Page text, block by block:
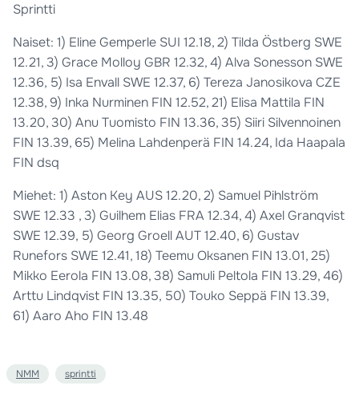
Sprintti
Naiset: 1) Eline Gemperle SUI 12.18, 2) Tilda Östberg SWE
12.21, 3) Grace Molloy GBR 12.32, 4) Alva Sonesson SWE
12.36, 5) Isa Envall SWE 12.37, 6) Tereza Janosikova CZE
12.38, 9) Inka Nurminen FIN 12.52, 21) Elisa Mattila FIN
13.20, 30) Anu Tuomisto FIN 13.36, 35) Siiri Silvennoinen
FIN 13.39, 65) Melina Lahdenperä FIN 14.24, Ida Haapala
FIN dsq
Miehet: 1) Aston Key AUS 12.20, 2) Samuel Pihlström
SWE 12.33 , 3) Guilhem Elias FRA 12.34, 4) Axel Granqvist
SWE 12.39, 5) Georg Groell AUT 12.40, 6) Gustav
Runefors SWE 12.41, 18) Teemu Oksanen FIN 13.01, 25)
Mikko Eerola FIN 13.08, 38) Samuli Peltola FIN 13.29, 46)
Arttu Lindqvist FIN 13.35, 50) Touko Seppä FIN 13.39,
61) Aaro Aho FIN 13.48
NMM sprintti